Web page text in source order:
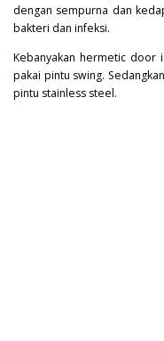
dengan sempurna dan
bakteri dan infeksi.
Kebanyakan hermetic door
pakai pintu swing.
pintu stainless steel.